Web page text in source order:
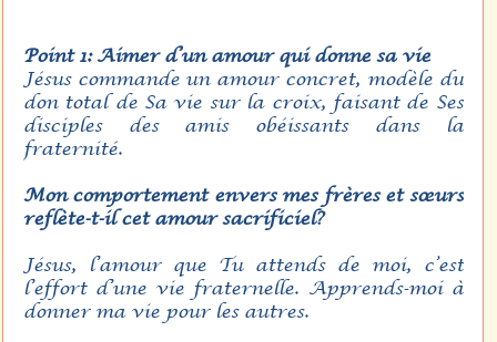
Point 1: Aimer d’un amour qui donne sa vie
Jésus commande un amour concret, modèle du
don total de Sa vie sur la croix, faisant de Ses
disciples des amis obéissants dans la
fraternité.
Mon comportement envers mes frères et sœurs
reflète-t-il cet amour sacrificiel?
Jésus, l’amour que Tu attends de moi, c’est
l’effort d’une vie fraternelle. Apprends-moi à
donner ma vie pour les autres.